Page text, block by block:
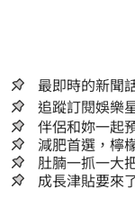
最即時的新聞
追蹤訂閱娛樂
伴侶和妳一起
減肥首選，檸
人生
肚腩一抓一大
成長津貼要來